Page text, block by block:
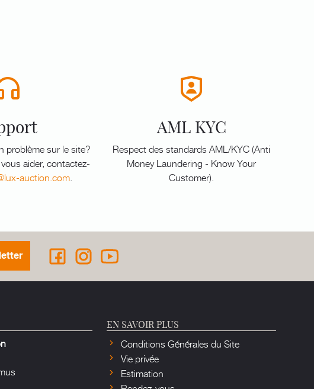
problème sur le site?
aider, contactez-
auction.com
AML KYC
Respect des standards AML/KYC (Anti
Money Laundering - Know Your
Customer).
EN SAVOIR PLUS
Conditions Générales du Site
Vie privée
Estimation